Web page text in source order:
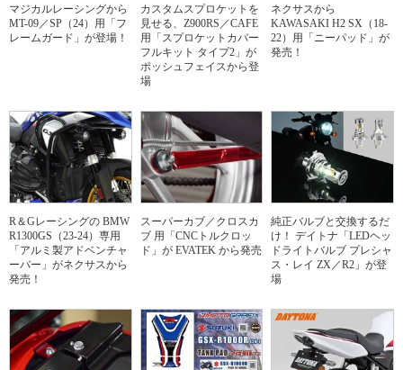
マジカルレーシングから
MT-09／SP（24）用「フ
レームガード」が登場！
カスタムスプロケットを
見せる、Z900RS／CAFE
用「スプロケットカバー
フルキット タイプ2」が
ポッシュフェイスから登
場
ネクサスから
KAWASAKI H2 SX（18-
22）用「ニーパッド」が
発売！
R＆Gレーシングの BMW
R1300GS（23-24）専用
「アルミ製アドベンチャ
ーバー」がネクサスから
発売！
スーパーカブ／クロスカ
ブ 用「CNCトルクロッ
ド」が EVATEK から発売
純正バルブと交換するだ
け！ デイトナ「LEDヘッ
ドライトバルブ プレシャ
ス・レイ ZX／R2」が登
場